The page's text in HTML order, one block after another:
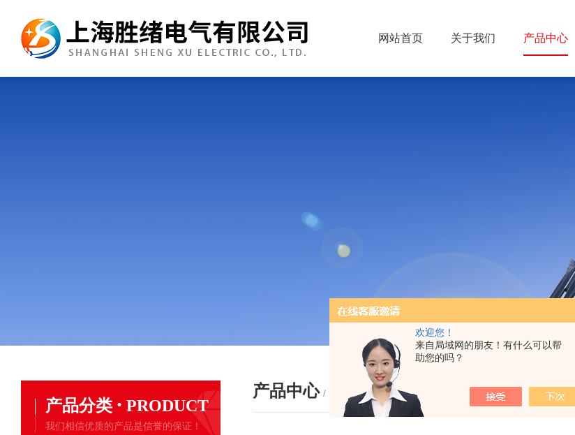
欢迎您！
来自局域网的朋友！有什么可以帮
助您的吗？
网站首页 关于我们 产品中心
产品分类 · PRODUCT
我们相信优质的产品是信誉的保证！
产品中心 / PRODUCTS 您的位置：首页